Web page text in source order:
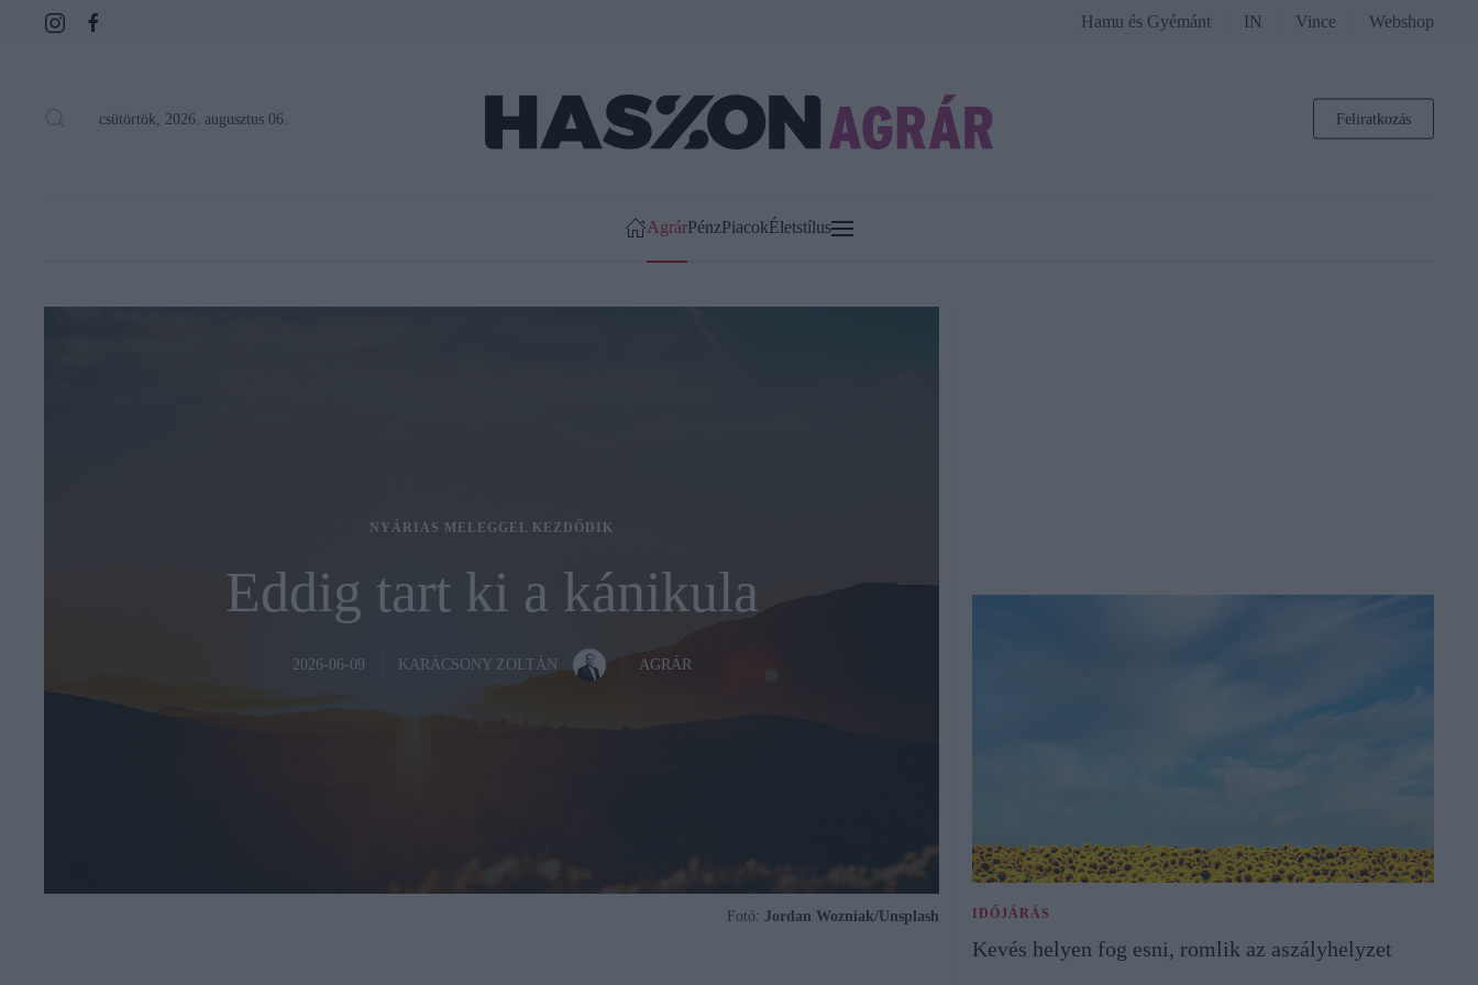
Hamu és Gyémánt IN Vince Webshop
csütörtök, 2026. augusztus 06. Feliratkozás
AgrárPénzPiacokÉletstílus
NYÁRIAS MELEGGEL KEZDŐDIK
Eddig tart ki a kánikula
2026-06-09 KARÁCSONY ZOLTÁN AGRÁR
Fotó: Jordan Wozniak/Unsplash IDŐJÁRÁS
Kevés helyen fog esni, romlik az aszályhelyzet